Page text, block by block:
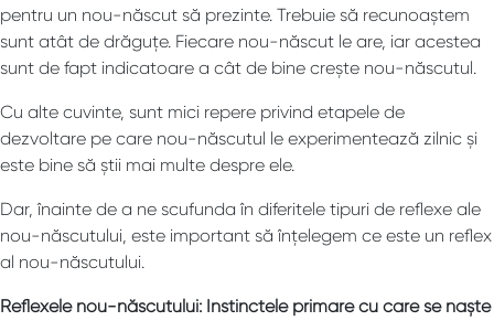
pentru un nou-născut să prezinte. Trebuie să recunoaștem
sunt atât de drăguțe. Fiecare nou-născut le are, iar acestea
sunt de fapt indicatoare a cât de bine crește nou-născutul.
Cu alte cuvinte, sunt mici repere privind etapele de
dezvoltare pe care nou-născutul le experimentează zilnic și
este bine să știi mai multe despre ele.
Dar, înainte de a ne scufunda în diferitele tipuri de reflexe ale
nou-născutului, este important să înțelegem ce este un reflex
al nou-născutului.
Reflexele nou-născutului: Instinctele primare cu care se naște